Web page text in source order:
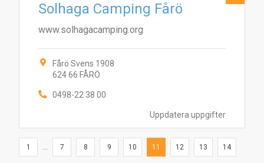
Uppdatera uppgifter
Solhaga Camping Fårö
www.solhagacamping.org
Fårö Svens 1908
624 66 FÅRÖ
0498-22 38 00
1 ... 7 8 9 10 11 12 13 14